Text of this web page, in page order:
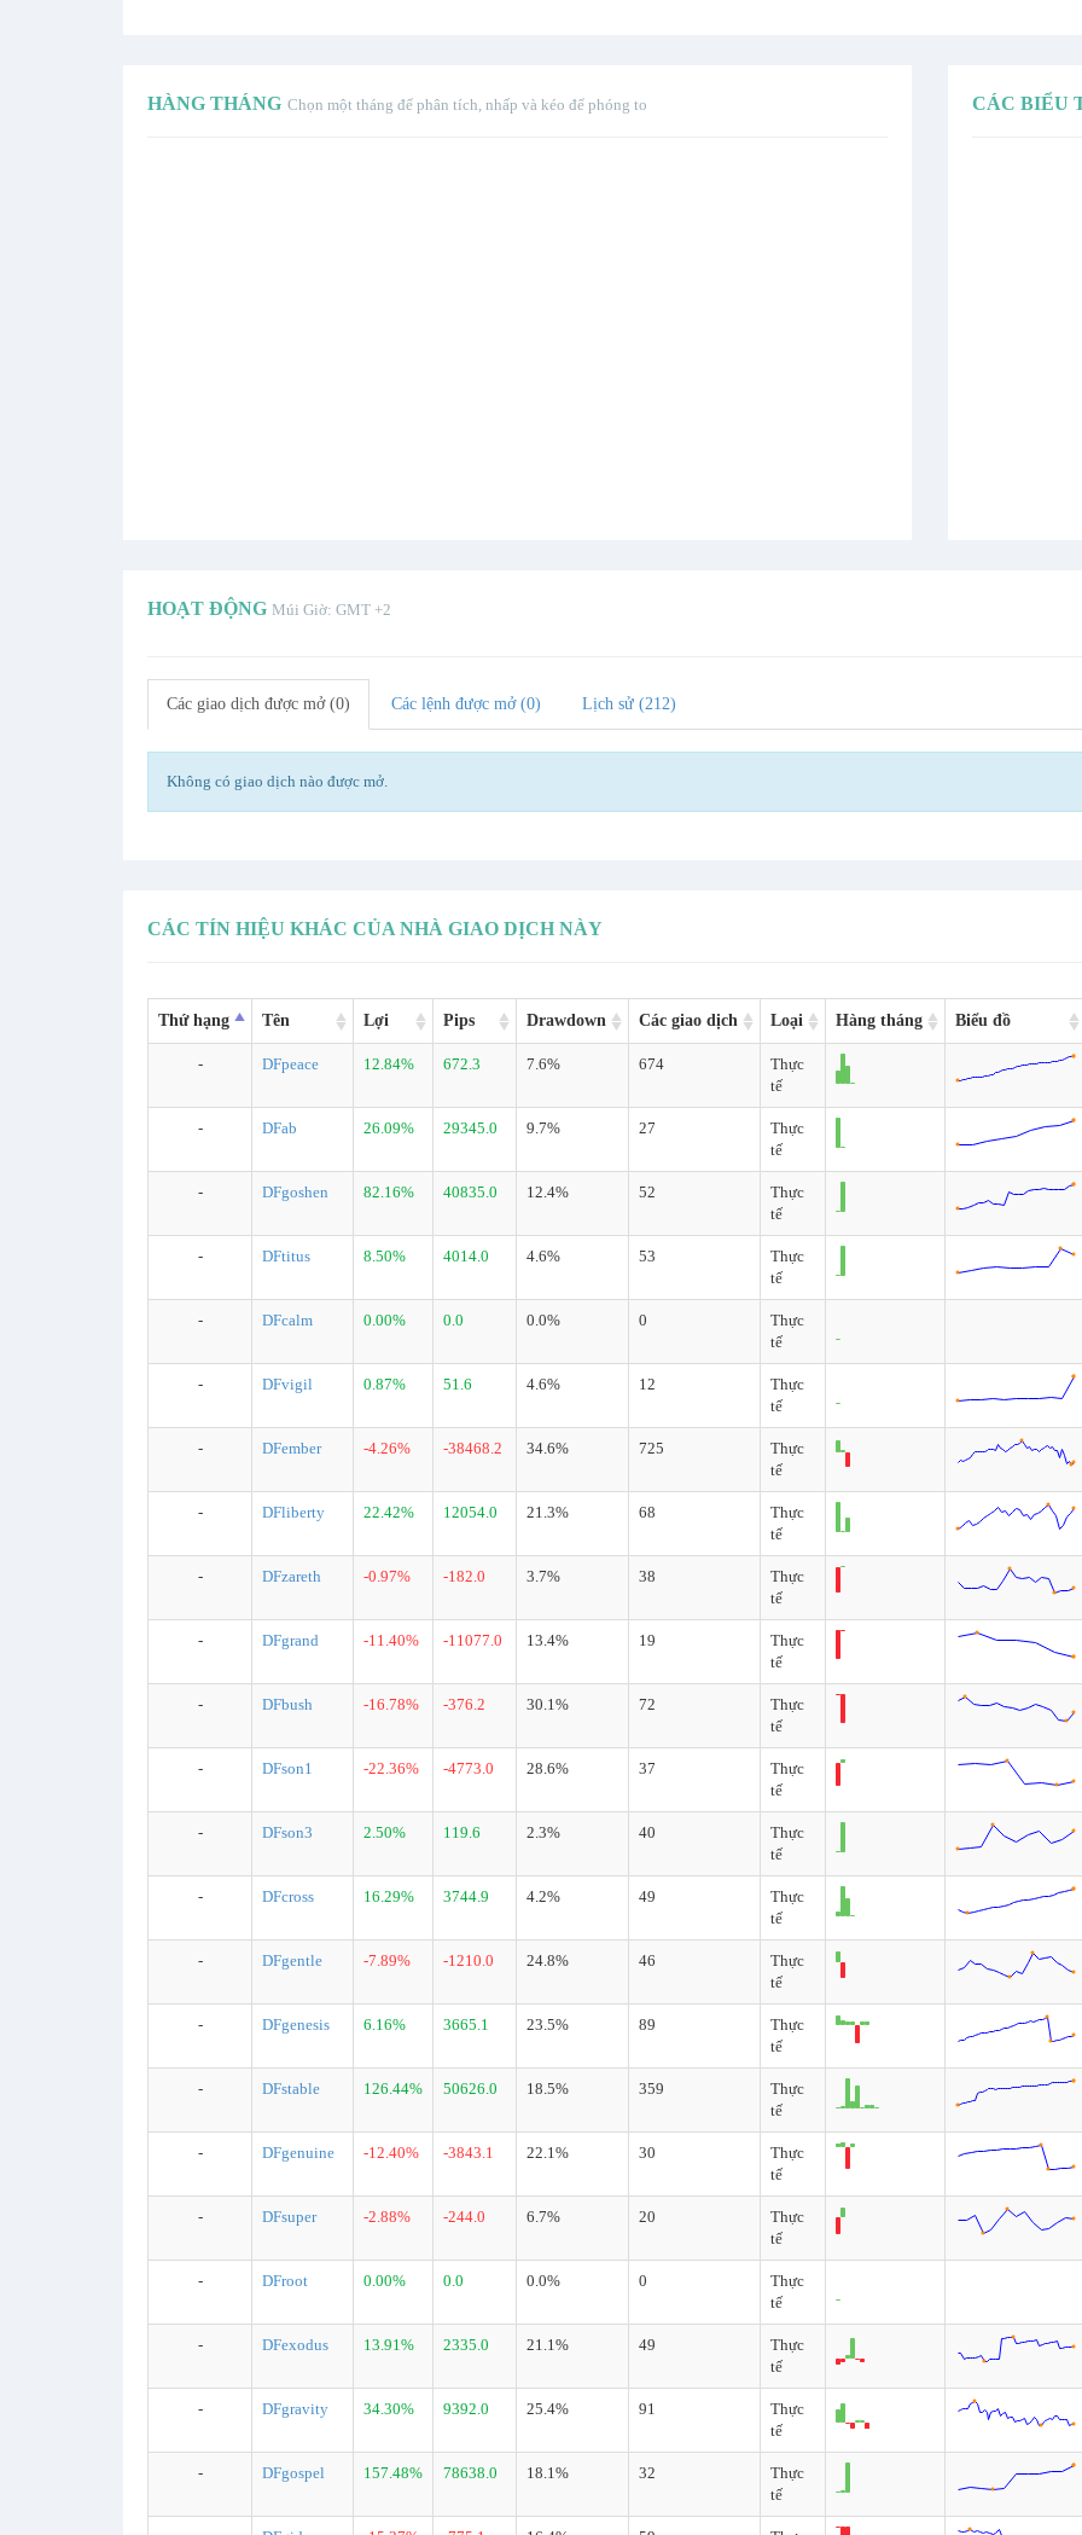
HÀNG THÁNG Chọn một tháng để phân tích, nhấp và kéo để phóng to CÁC BIỂU
HOẠT ĐỘNG Múi Giờ: GMT +2
Các giao dịch được mở (0) Các lệnh được mở (0) Lịch sử (212)
Không có giao dịch nào được mở.
CÁC TÍN HIỆU KHÁC CỦA NHÀ GIAO DỊCH NÀY
Thứ hạng Tên Lợi Pips Drawdown Các giao dịch Loại Hàng tháng Biểu đồ
- DFpeace 12.84% 672.3 7.6% 674
Thực
tế
- DFab 26.09% 29345.0 9.7% 27
Thực
tế
- DFgoshen 82.16% 40835.0 12.4% 52
Thực
tế
- DFtitus 8.50% 4014.0 4.6% 53
Thực
tế
- DFcalm 0.00% 0.0 0.0% 0
Thực
tế
- DFvigil 0.87% 51.6 4.6% 12
Thực
tế
- DFember -4.26% -38468.2 34.6% 725
Thực
tế
- DFliberty 22.42% 12054.0 21.3% 68
Thực
tế
- DFzareth -0.97% -182.0 3.7% 38
Thực
tế
- DFgrand -11.40% -11077.0 13.4% 19
Thực
tế
- DFbush -16.78% -376.2 30.1% 72
Thực
tế
- DFson1 -22.36% -4773.0 28.6% 37
Thực
tế
- DFson3 2.50% 119.6 2.3% 40
Thực
tế
- DFcross 16.29% 3744.9 4.2% 49
Thực
tế
- DFgentle -7.89% -1210.0 24.8% 46
Thực
tế
- DFgenesis 6.16% 3665.1 23.5% 89
Thực
tế
- DFstable 126.44% 50626.0 18.5% 359
Thực
tế
- DFgenuine -12.40% -3843.1 22.1% 30
Thực
tế
- DFsuper -2.88% -244.0 6.7% 20
Thực
tế
- DFroot 0.00% 0.0 0.0% 0
Thực
tế
- DFexodus 13.91% 2335.0 21.1% 49
Thực
tế
- DFgravity 34.30% 9392.0 25.4% 91
Thực
tế
- DFgospel 157.48% 78638.0 18.1% 32
Thực
tế